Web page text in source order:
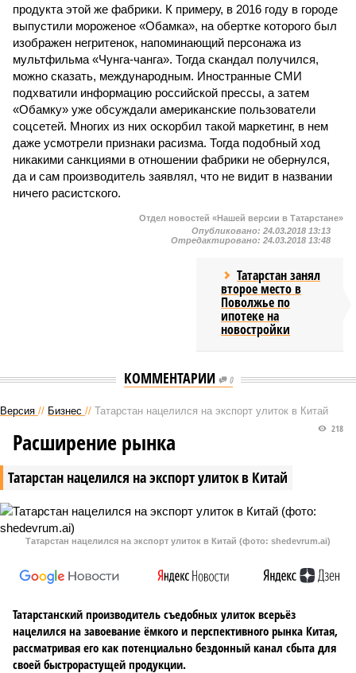
продукта этой же фабрики. К примеру, в 2016 году в городе
выпустили мороженое «Обамка», на обертке которого был
изображен негритенок, напоминающий персонажа из
мультфильма «Чунга-чанга». Тогда скандал получился,
можно сказать, международным. Иностранные СМИ
подхватили информацию российской прессы, а затем
«Обамку» уже обсуждали американские пользователи
соцсетей. Многих из них оскорбил такой маркетинг, в нем
даже усмотрели признаки расизма. Тогда подобный ход
никакими санкциями в отношении фабрики не обернулся,
да и сам производитель заявлял, что не видит в названии
ничего расистского.
Отдел новостей «Нашей версии в Татарстане»
Опубликовано: 24.03.2018 13:13
Отредактировано: 24.03.2018 13:48
Татарстан занял
второе место в
Поволжье по
ипотеке на
новостройки
КОММЕНТАРИИ 0
Версия // Бизнес // Татарстан нацелился на экспорт улиток в Китай
Татарстан нацелился на экспорт улиток в Китай
218
Расширение рынка
Татарстан нацелился на экспорт улиток в Китай (фото: shedevrum.ai)
Татарстанский производитель съедобных улиток всерьёз
нацелился на завоевание ёмкого и перспективного рынка Китая,
рассматривая его как потенциально бездонный канал сбыта для
своей быстрорастущей продукции.